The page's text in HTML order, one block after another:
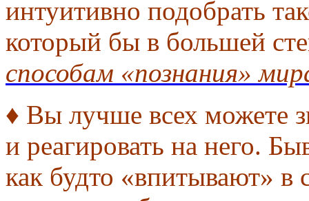
интуитивно подобрать
который бы в большей
способам «познания»
♦ Вы лучше всех можете
и реагировать на него.
как будто «впитывают»